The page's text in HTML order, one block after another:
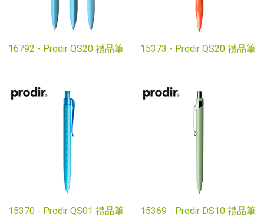
16792 - Prodir QS20 禮品筆 15373 - Prodir QS20 禮品筆
15370 - Prodir QS01 禮品筆 15369 - Prodir DS10 禮品筆